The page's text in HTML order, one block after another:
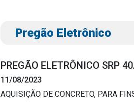
Pregão Eletrônico
PREGÃO ELETRÔNICO SRP
11/08/2023
AQUISIÇÃO DE CONCRETO, PARA